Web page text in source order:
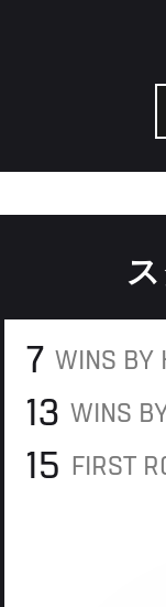
7 WINS BY
13 WINS
15 FIRST